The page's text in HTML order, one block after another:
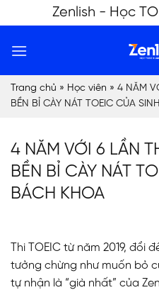
to
content
Zenlish - Học
Trang chủ » Học viên » 4 NĂM
BỀN BỈ CÀY NÁT TOEIC CỦA
4 NĂM VỚI 6 LẦN
BỀN BỈ CÀY NÁT
BÁCH KHOA
Thi TOEIC từ năm 2019, đổi
tưởng chừng như muốn bỏ
tự nhận là “già nhất” của